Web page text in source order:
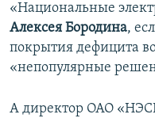
«Национальные
Алексея Бородина,
покрытия дефицита
«непопулярные
А директор ОАО